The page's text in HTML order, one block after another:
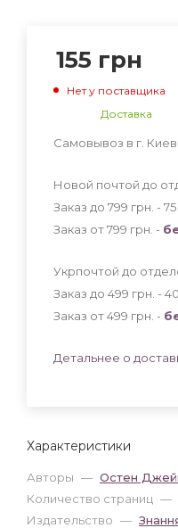
Характеристики
Авторы — Остен
Количество страниц —
Издательство —
155 грн
Нет у поставщика
Доставка
Самовывоз в г.
Новой почтой до
Заказ до 799 грн. - 75
Заказ от 799 грн. -
Укрпочтой до
Заказ до 499 грн. - 40
Заказ от 499 грн. -
Детальнее о